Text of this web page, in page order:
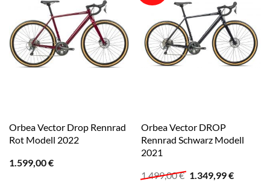
Orbea Vector Drop Rennrad
Rot Modell 2022
1.599,00€
Orbea Vector DROP
Rennrad Schwarz Modell
2021
1.499,00€ Ursprünglicher
1.349,99€